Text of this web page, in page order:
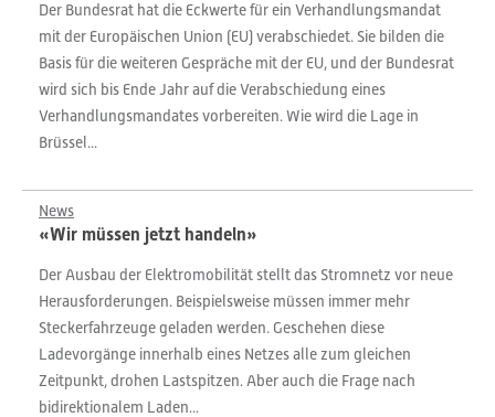
Der Bundesrat hat die Eckwerte für ein Verhandlungsmandat
mit der Europäischen Union (EU) verabschiedet. Sie bilden die
Basis für die weiteren Gespräche mit der EU, und der Bundesrat
wird sich bis Ende Jahr auf die Verabschiedung eines
Verhandlungsmandates vorbereiten. Wie wird die Lage in
Brüssel...
News
«Wir müssen jetzt handeln»
Der Ausbau der Elektromobilität stellt das Stromnetz vor neue
Herausforderungen. Beispielsweise müssen immer mehr
Steckerfahrzeuge geladen werden. Geschehen diese
Ladevorgänge innerhalb eines Netzes alle zum gleichen
Zeitpunkt, drohen Lastspitzen. Aber auch die Frage nach
bidirektionalem Laden...